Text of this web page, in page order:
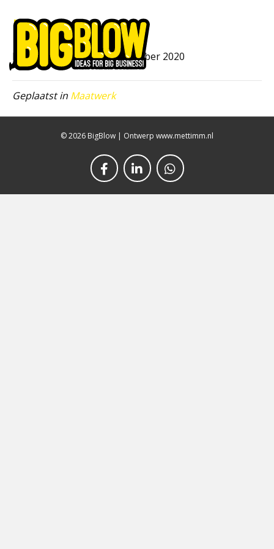
Bal
Door bb_beheer|9 september 2020
Geplaatst in Maatwerk
© 2026 BigBlow | Ontwerp www.mettimm.nl